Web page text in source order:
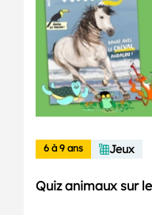
6 à 9 ans Jeux
Quiz animaux sur